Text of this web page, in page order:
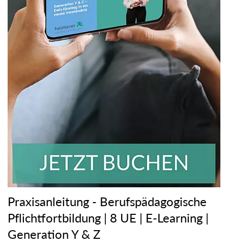
Praxisanleitung - Berufspädagogische
Pflichtfortbildung | 8 UE | E-Learning |
Generation Y & Z